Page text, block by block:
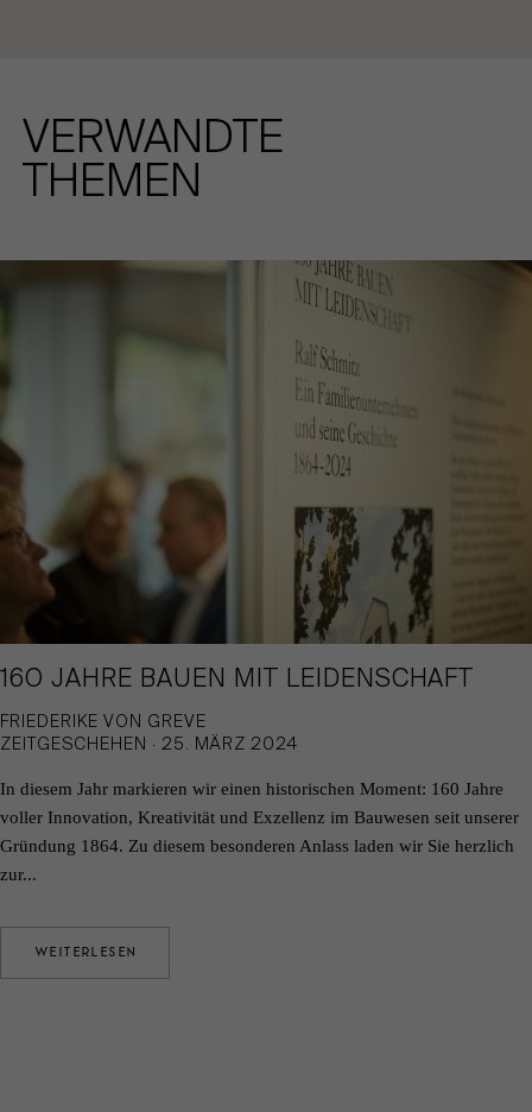
VERWANDTE
THEMEN
16O JAHRE BAUEN MIT LEIDENSCHAFT
FRIEDERIKE VON GREVE
ZEITGESCHEHEN · 25. MÄRZ 2024
In diesem Jahr markieren wir einen historischen Moment: 160 Jahre
voller Innovation, Kreativität und Exzellenz im Bauwesen seit unserer
Gründung 1864. Zu diesem besonderen Anlass laden wir Sie herzlich
zur...
WEITERLESEN